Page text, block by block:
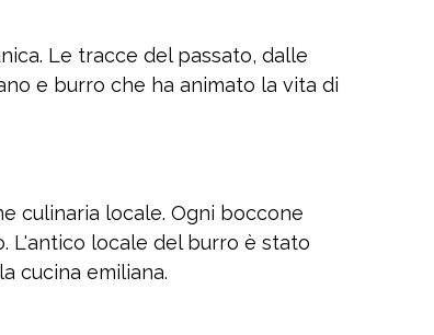
Le tracce del passato, dalle
e burro che ha animato la vita di
culinaria locale. Ogni boccone
L'antico locale del burro è stato
cucina emiliana.